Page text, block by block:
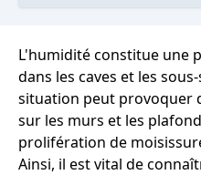
L'humidité constitue une
dans les caves et les
situation peut provoquer
sur les murs et les
prolifération de
Ainsi, il est vital de